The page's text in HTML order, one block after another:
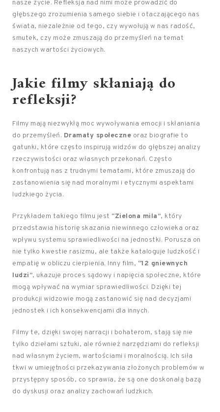
nasze życie. Refleksja nad nimi może prowadzić do
głębszego zrozumienia samego siebie i otaczającego nas
świata, niezależnie od tego, czy wywołują w nas radość,
smutek, czy może zmuszają do przemyśleń na temat
naszych wartości życiowych.
Jakie filmy skłaniają do
refleksji?
Filmy mają niezwykłą moc wywoływania emocji i skłaniania
do przemyśleń. Dramaty społeczne oraz biografie to
gatunki, które często inspirują widzów do głębszej analizy
rzeczywistości oraz własnych przekonań. Często
konfrontują nas z trudnymi tematami, które zmuszają do
zastanowienia się nad moralnymi i etycznymi aspektami
ludzkiego życia.
Przykładem takiego filmu jest “Zielona mila”, który
przedstawia historię skazania niewinnego człowieka oraz
wpływu systemu sprawiedliwości na jednostki. Porusza on
nie tylko kwestie rasizmu, ale także kataloguje ludzkość i
empatię w obliczu cierpienia. Inny film, “12 gniewnych
ludzi”, ukazuje proces sądowy i napięcia społeczne, które
mogą wpływać na wymiar sprawiedliwości. Dzięki tej
produkcji widzowie mogą zastanowić się nad decyzjami
jednostek i ich konsekwencjami dla innych.
Filmy te, dzięki swojej narracji i bohaterom, stają się nie
tylko dziełami sztuki, ale również narzędziami do refleksji
nad własnym życiem, wartościami i moralnością. Ich siła
tkwi w umiejętności przekazywania złożonych problemów w
przystępny sposób, co sprawia, że są one doskonałą bazą
do dyskusji oraz analizy zachowań ludzkich.